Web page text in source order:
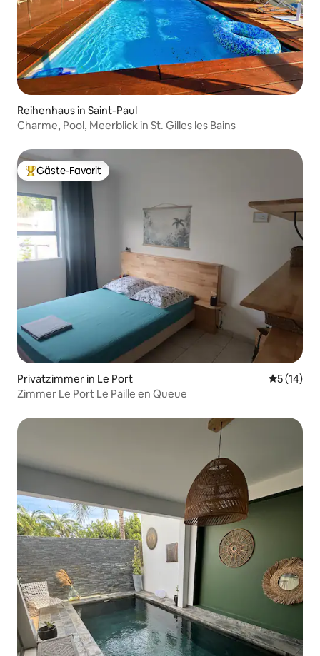
Reihenhaus in Saint-Paul
Charme, Pool, Meerblick in St. Gilles les Bains
Beliebter Gäste-Favorit.
Gäste-Favorit
Privatzimmer in Le Port
5 (14)
Zimmer Le Port Le Paille en Queue